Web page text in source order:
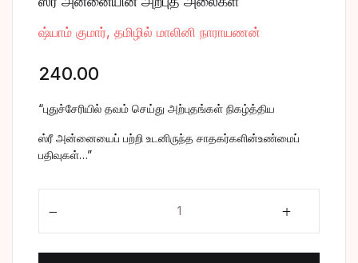
போட்டித் தேர்வு
மருத்துவம்
வணிகம் &
Create Account
ஷ்யாம் குமார், தமிழில் மாலினி நாராயணன்
240.00
“புதுச்சேரியில் தவம் செய்து அற்புதங்கள் நிகழ்த்திய
ஸ்ரீ அன்னையைப் பற்றி உடனிருந்த சாதகர்களின்உண்மைப்
பதிவுகள்…”